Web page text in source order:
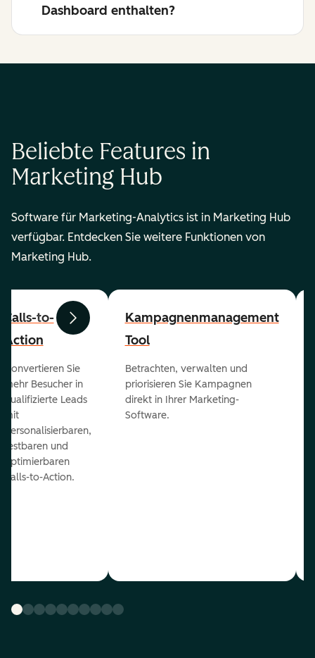
Dashboard enthalten?
Beliebte Features in
Marketing Hub
Software für Marketing-Analytics ist in Marketing Hub
verfügbar. Entdecken Sie weitere Funktionen von
Marketing Hub.
ZurückWeiter
Calls-to-
Action
Konvertieren Sie
mehr Besucher in
qualifizierte Leads
mit
personalisierbaren,
testbaren und
optimierbaren
Calls-to-Action.
Kampagnenmanagement
Tool
Betrachten, verwalten und
priorisieren Sie Kampagnen
direkt in Ihrer Marketing-
Software.